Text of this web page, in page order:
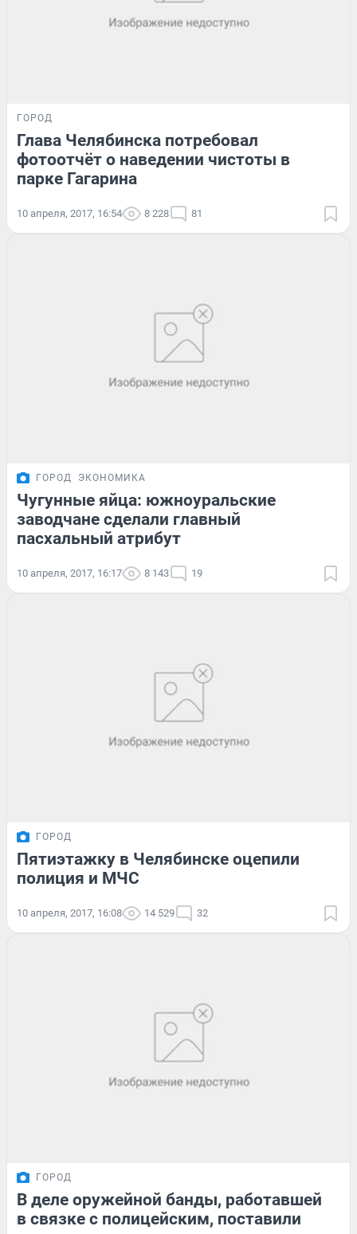
ГОРОД
Глава Челябинска потребовал
фотоотчёт о наведении чистоты в
парке Гагарина
10 апреля, 2017, 16:54 8 228 81
ГОРОД ЭКОНОМИКА
Чугунные яйца: южноуральские
заводчане сделали главный
пасхальный атрибут
10 апреля, 2017, 16:17 8 143 19
ГОРОД
Пятиэтажку в Челябинске оцепили
полиция и МЧС
10 апреля, 2017, 16:08 14 529 32
ГОРОД
В деле оружейной банды, работавшей
в связке с полицейским, поставили